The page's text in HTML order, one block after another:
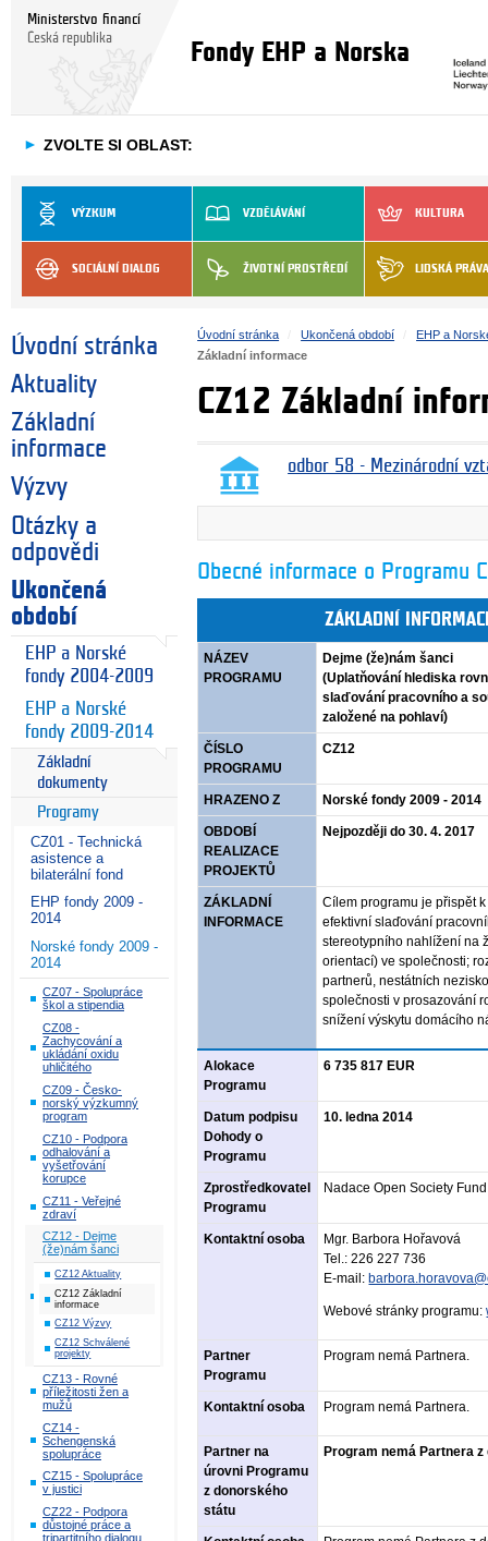
Ministerstvo financí
Česká republika
Fondy EHP a Norska
► ZVOLTE SI OBLAST:
VÝZKUM VZDĚLÁVÁNÍ KULTURA
SOCIÁLNÍ DIALOG ŽIVOTNÍ PROSTŘEDÍ LIDSKÁ PRÁVA
Úvodní stránka
Aktuality
Základní
informace
Výzvy
Otázky a
odpovědi
Ukončená
období
EHP a Norské
fondy 2004-2009
EHP a Norské
fondy 2009-2014
Základní
dokumenty
Programy
CZ01 - Technická
asistence a
bilaterální fond
EHP fondy 2009 -
2014
Norské fondy 2009 -
2014
CZ07 - Spolupráce
škol a stipendia
CZ08 -
Zachycování a
ukládání oxidu
uhličitého
CZ09 - Česko-
norský výzkumný
program
CZ10 - Podpora
odhalování a
vyšetřování
korupce
CZ11 - Veřejné
zdraví
CZ12 - Dejme
(že)nám šanci
CZ12 Aktuality
CZ12 Základní
informace
CZ12 Výzvy
CZ12 Schválené
projekty
CZ13 - Rovné
příležitosti žen a
mužů
CZ14 -
Schengenská
spolupráce
CZ15 - Spolupráce
v justici
CZ22 - Podpora
důstojné práce a
tripartitního dialogu
Úvodní stránka Ukončená období
EHP a
Základní informace
CZ12 Základní
odbor 58 - Mezinárodní
Obecné informace o Programu
ZÁKLADNÍ
NÁZEV
PROGRAMU
Dejme (že)nám šanci
(Uplatňování hlediska
slaďování pracovního a
založené na pohlaví)
ČÍSLO
PROGRAMU
CZ12
HRAZENO Z Norské fondy 2009 - 2014
OBDOBÍ
REALIZACE
PROJEKTŮ
Nejpozději do 30. 4. 2017
ZÁKLADNÍ
INFORMACE
Cílem programu je přispět
efektivní slaďování
stereotypního nahlížení na
orientací) ve společnosti;
partnerů, nestátních
společnosti v prosazování
snížení výskytu domácího
Alokace
Programu
6 735 817 EUR
Datum podpisu
Dohody o
Programu
10. ledna 2014
Zprostředkovatel
Programu
Nadace Open Society
Kontaktní osoba
Mgr. Barbora Hořavová
Tel.: 226 227 736
E-mail:
Webové stránky programu:
Partner
Programu
Program nemá Partnera.
Kontaktní osoba Program nemá Partnera.
Partner na
úrovni Programu
z donorského
státu
Program nemá Partnera